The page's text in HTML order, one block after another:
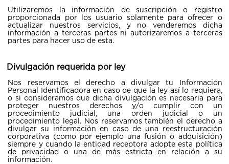
Utilizaremos la información de suscripción o registro
proporcionada por los usuario solamente para ofrecer o
actualizar nuestros servicios, y no venderemos dicha
información a terceras partes ni autorizaremos a terceras
partes para hacer uso de esta.
Divulgación requerida por ley
Nos reservamos el derecho a divulgar tu Información
Personal Identificadora en caso de que la ley así lo requiera,
o si consideramos que dicha divulgación es necesaria para
proteger nuestros derechos y/o cumplir con un
procedimiento judicial, una orden judicial o un
procedimiento legal. Nos reservamos también el derecho a
divulgar su información en caso de una reestructuración
corporativa (como por ejemplo una fusión o adquisición)
siempre y cuando la entidad receptora adopte esta política
de privacidad o una de más estricta en relación a su
información.